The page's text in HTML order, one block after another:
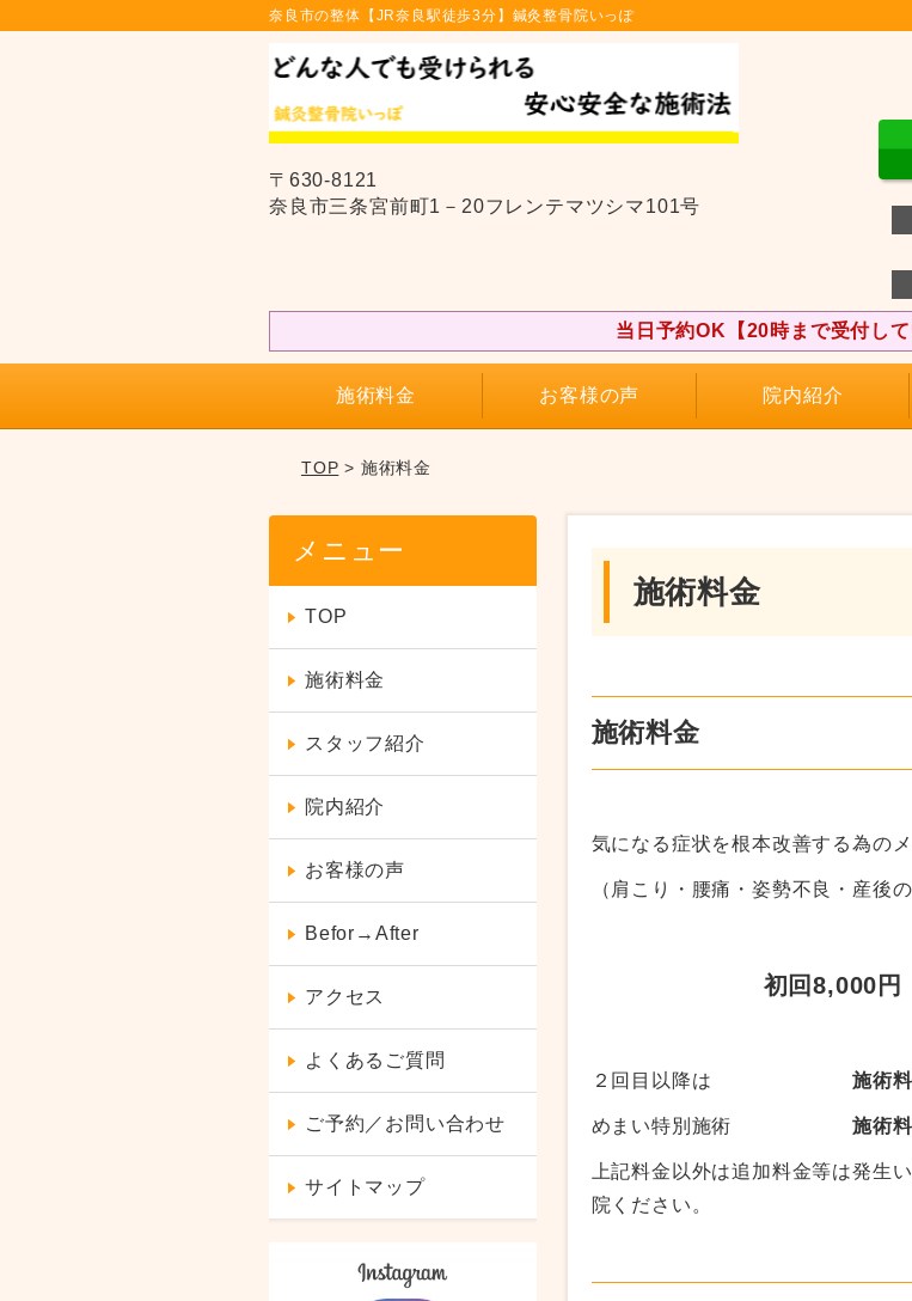
奈良市の整体【JR奈良駅徒歩3分】鍼灸整骨院いっぽ
〒630-8121
奈良市三条宮前町1－20フレンテマツシマ101号
当日予約OK【20時まで受付して
施術料金 お客様の声 院内紹介
TOP > 施術料金
施術料金
施術料金
気になる症状を根本改善する為のメ
（肩こり・腰痛・姿勢不良・産後
初回8,000円
２回目以降は施術
めまい特別施術施術
上記料金以外は追加料金等は発生
院ください。
メニュー
TOP
施術料金
スタッフ紹介
院内紹介
お客様の声
Befor→After
アクセス
よくあるご質問
ご予約／お問い合わせ
サイトマップ